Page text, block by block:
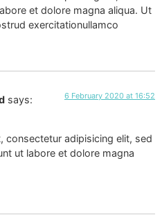
et dolore magna aliqua. Ut
exercitationullamco
says: 6 February 2020 at 16:52
consectetur adipisicing elit, sed
ut labore et dolore magna